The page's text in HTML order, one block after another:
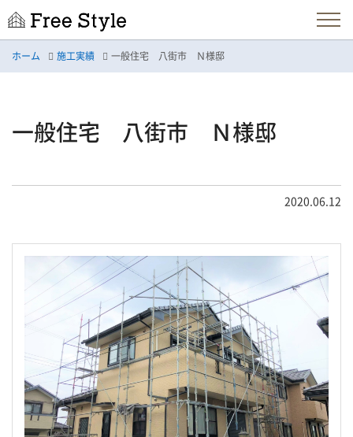
ホーム 施工実績 一般住宅 八街市 Ｎ様邸
一般住宅 八街市 Ｎ様邸
2020.06.12